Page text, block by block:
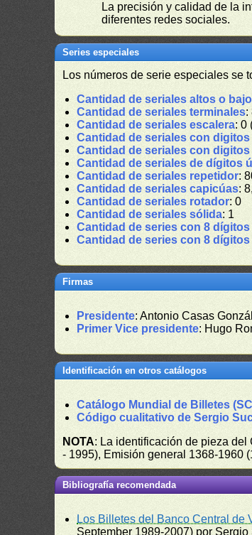
La precisión y calidad de la
diferentes redes sociales.
Series especiales
Los números de serie especiales se
Cantidad de seriales altos o
Cantidad de seriales terminales:
Cantidad de seriales escalera: 0
Cantidad de seriales con
Cantidad de seriales con
Cantidad de seriales de dígitos
Cantidad de seriales repetidor:
Cantidad de seriales capicúas:
Cantidad de seriales rotador: 0
Cantidad de seriales sólida: 1
Cantidad de series con 8
Cantidad de series con 8
Firmas
Presidente: Antonio Casas
Primer Vice presidente: Hugo
Identificación en otros catálogos
Catálogo Mundial de Billetes
Código cualitativo de Sergio
NOTA: La identificación de pieza
- 1995), Emisión general 1368-1960
Bibliografía recomendada
Los Billetes del Banco Central de
September 1989-2007) por